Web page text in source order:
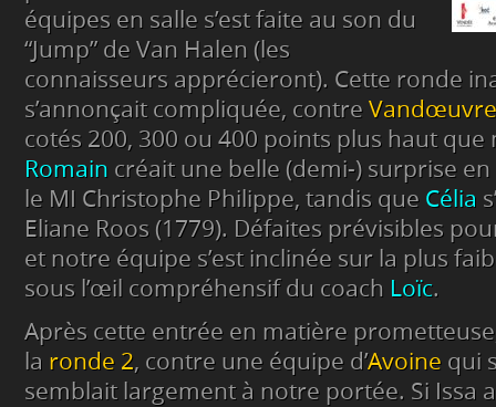
équipes en salle s’est faite au son du
“Jump” de Van Halen (les
connaisseurs apprécieront). Cette ronde
s’annonçait compliquée, contre Vandœuvre
cotés 200, 300 ou 400 points plus haut que
Romain créait une belle (demi-) surprise
le MI Christophe Philippe, tandis que Célia
Eliane Roos (1779). Défaites prévisibles
et notre équipe s’est inclinée sur la plus
sous l’œil compréhensif du coach Loïc.
Après cette entrée en matière
la ronde 2, contre une équipe d’Avoine qui
semblait largement à notre portée. Si Issa